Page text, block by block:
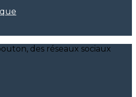
des réseaux sociaux